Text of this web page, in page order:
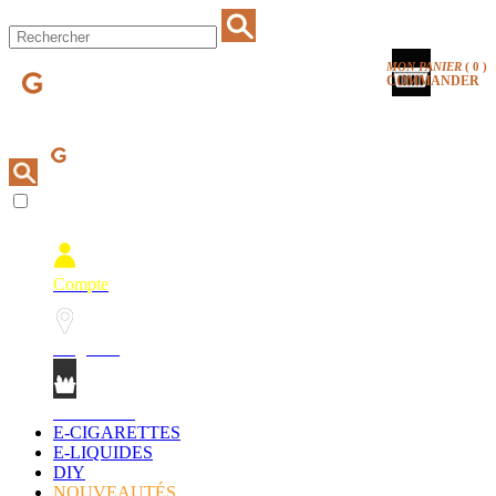
MON PANIER ( 0 )
COMMANDER
Compte
E-CIGARETTES
E-LIQUIDES
DIY
NOUVEAUTÉS